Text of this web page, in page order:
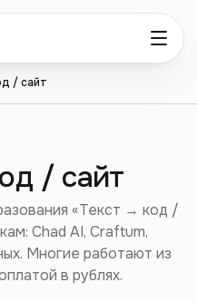
/ сайт
/ сайт
«Текст → код /
Chad AI, Craftum,
Многие работают из
в рублях.